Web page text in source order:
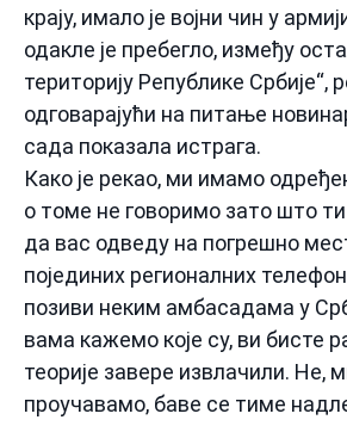
крају, имало је војни чин у
одакле је пребегло, између
територију Републике Србије“,
одговарајући на питање
сада показала истрага.
Како је рекао, ми имамо
о томе не говоримо зато што
да вас одведу на погрешно
појединих регионалних
позиви неким амбасадама у
вама кажемо које су, ви бисте
теорије завере извлачили. Не,
проучавамо, баве се тиме